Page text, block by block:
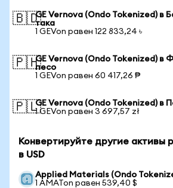
🇧🇩GE Vernova (Ondo Tokenized) в
така
1 GEVon равен 122 833,24 ৳
🇵🇭GE Vernova (Ondo Tokenized) в
песо
1 GEVon равен 60 417,26 ₱
🇵🇱GE Vernova (Ondo Tokenized) в
1 GEVon равен 3 697,57 zł
Конвертируйте другие активы
в USD
Applied Materials (Ondo
1 AMATon равен 539,40 $